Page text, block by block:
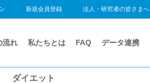
新規会員登録 法人・研究者の皆さまへ
流れ 私たちとは FAQ データ連携
ダイエット